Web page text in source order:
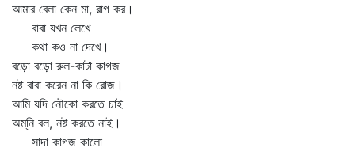
আমার বেলা কেন মা, রাগ কর।
বাবা যখন লেখে
কথা কও না দেখে।
বড়ো বড়ো রুল-কাটা কাগজ
নষ্ট বাবা করেন না কি রোজ।
আমি যদি নৌকো করতে চাই
অম্‌নি বল, নষ্ট করতে নাই।
সাদা কাগজ কালো